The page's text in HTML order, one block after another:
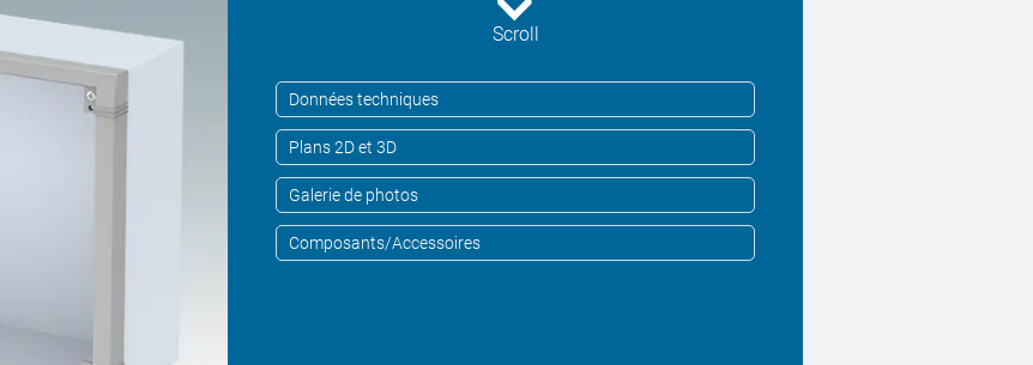
Scroll
Données techniques
Plans 2D et 3D
Galerie de photos
Composants/Accessoires